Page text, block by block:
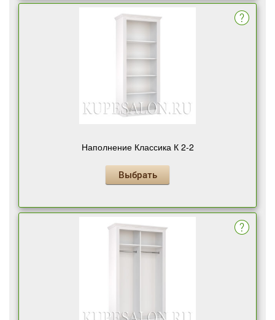
Наполнение Классика К 2-2
Выбрать